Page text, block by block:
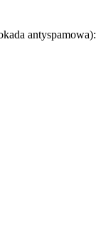
antyspamowa):